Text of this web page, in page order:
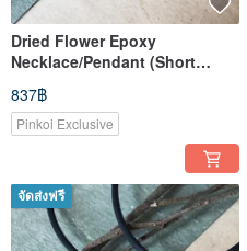
Dried Flower Epoxy
Necklace/Pendant (Short
Style)
837฿
Pinkoi Exclusive
จัดส่งฟรี